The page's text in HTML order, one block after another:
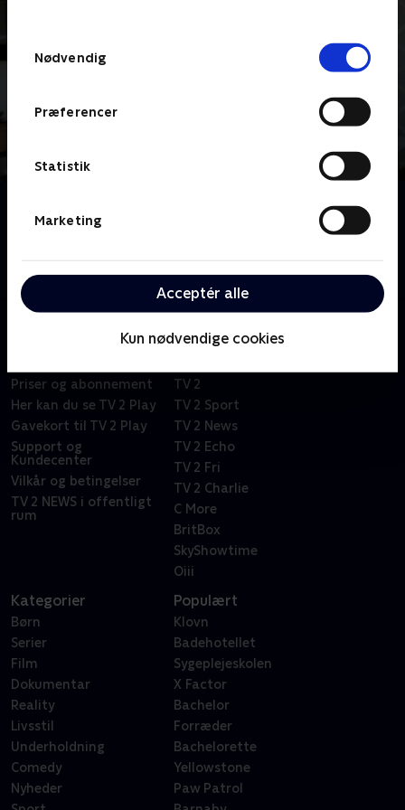
Nødvendig
Præferencer
Statistik
Marketing
Acceptér alle
Kun nødvendige cookies
Se med og få masser af gode tips til drivhuset,
FRI går 'I haven med Anja'.
Priser og abonnement
Her kan du se TV 2 Play
Gavekort til TV 2 Play
Support og
Kundecenter
Vilkår og betingelser
TV 2 NEWS i offentligt
rum
TV 2
TV 2 Sport
TV 2 News
TV 2 Echo
TV 2 Fri
TV 2 Charlie
C More
BritBox
SkyShowtime
Oiii
Kategorier
Børn
Serier
Film
Dokumentar
Reality
Livsstil
Underholdning
Comedy
Nyheder
Populært
Klovn
Badehotellet
Sygeplejeskolen
X Factor
Bachelor
Forræder
Bachelorette
Yellowstone
Paw Patrol